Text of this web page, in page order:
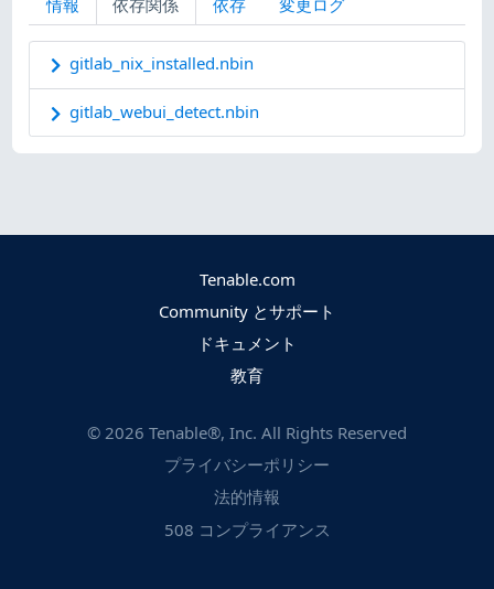
gitlab_nix_installed.nbin
gitlab_webui_detect.nbin
Tenable.com
Community とサポート
ドキュメント
教育
© 2026 Tenable®, Inc. All Rights Reserved
プライバシーポリシー
法的情報
508 コンプライアンス